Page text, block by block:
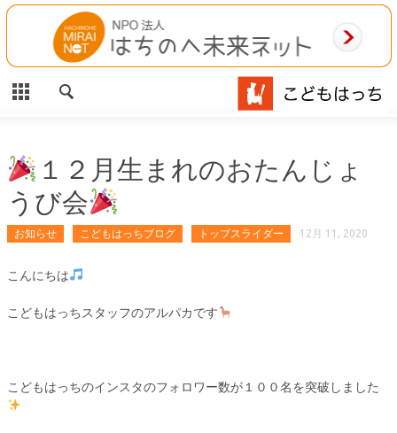
CLOSE
HOME
施設案内
相談事業
MAP
お問合わせ
１２月生まれのおたんじょ
うび会
お知らせ こどもはっちブログ トップスライダー 12月 11, 2020
こんにちは
こどもはっちスタッフのアルパカです
こどもはっちのインスタのフォロワー数が１００名を突破しました